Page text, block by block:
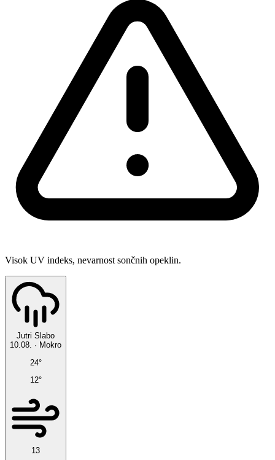
Visok UV indeks, nevarnost sončnih opeklin.
Jutri Slabo
10.08. · Mokro
24°
12°
13